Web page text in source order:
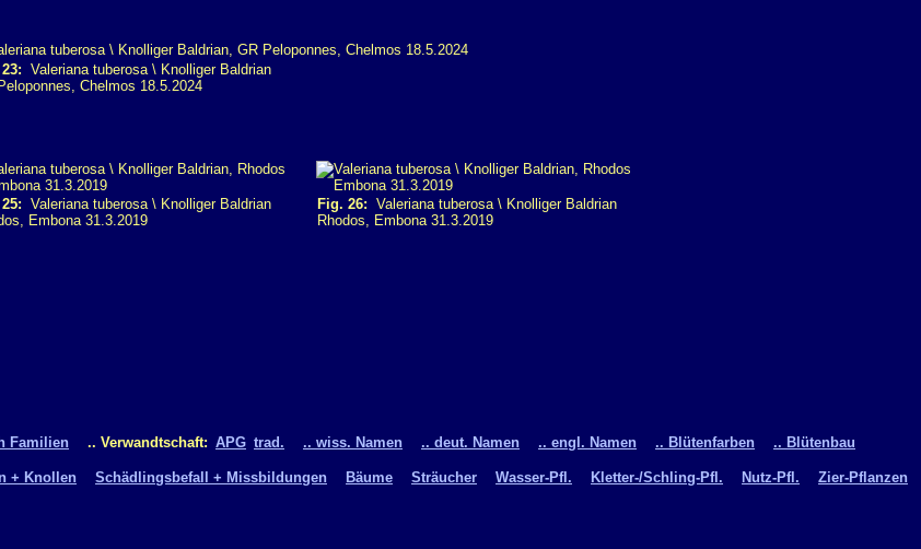
Valeriana tuberosa \ Knolliger Baldrian
Peloponnes, Chelmos 18.5.2024
Valeriana tuberosa \ Knolliger Baldrian
Embona 31.3.2019
Fig. 26: Valeriana tuberosa \ Knolliger Baldrian
Rhodos, Embona 31.3.2019
Familien .. Verwandtschaft: APG trad. .. wiss. Namen .. deut. Namen .. engl. Namen .. Blütenfarben .. Blütenbau
+ Knollen Schädlingsbefall + Missbildungen Bäume Sträucher Wasser-Pfl. Kletter-/Schling-Pfl. Nutz-Pfl. Zier-Pflanzen